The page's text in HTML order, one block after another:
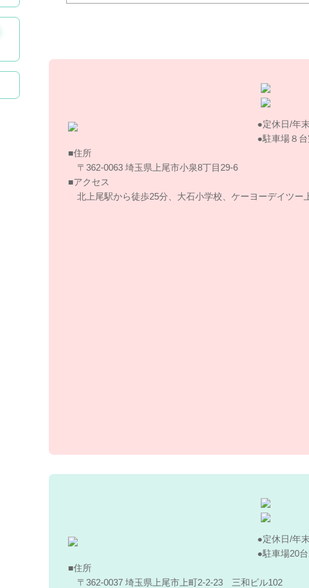
備・社員教育の徹底等の必要な措置を講じ、安全対策を
本ウェブサイトでは、お客様からのお問い合わせ時に、
個人情報をご登録いただく場合がございますが、これら
以外では利用いたしません。お客さまからお預かりした
のご案内やご質問に対する回答として、電子メールや資
個人情報の第三者への開示・提供の禁止
本ポリシーの内容を適宜見直し、その改善に努めます。
当院の個人情報の取扱に関するお問い合せは下記までご
すぎやま整骨院
定休日/年
駐車場８
住所
〒362-0063 埼玉県上尾市小泉8丁目29‐6
アクセス
北上尾駅から徒歩25分、大石小学校、ケーヨーデイツー
定休日/年
駐車場20
住所
〒362-0037 埼玉県上尾市上町2-2-23 三和ビル102